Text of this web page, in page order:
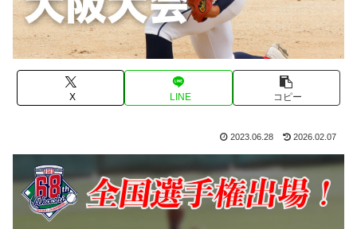
X LINE コピー
2023.06.28 2026.02.07